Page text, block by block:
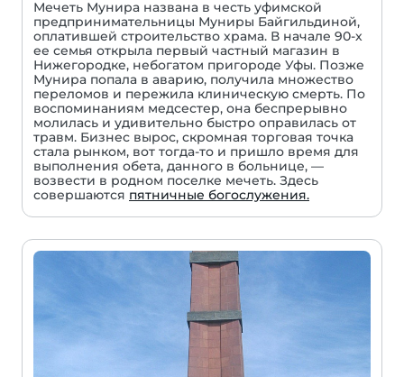
Мечеть Мунира названа в честь уфимской
предпринимательницы Муниры Байгильдиной,
оплатившей строительство храма. В начале 90-х
ее семья открыла первый частный магазин в
Нижегородке, небогатом пригороде Уфы. Позже
Мунира попала в аварию, получила множество
переломов и пережила клиническую смерть. По
воспоминаниям медсестер, она беспрерывно
молилась и удивительно быстро оправилась от
травм. Бизнес вырос, скромная торговая точка
стала рынком, вот тогда-то и пришло время для
выполнения обета, данного в больнице, —
возвести в родном поселке мечеть. Здесь
совершаются пятничные богослужения.